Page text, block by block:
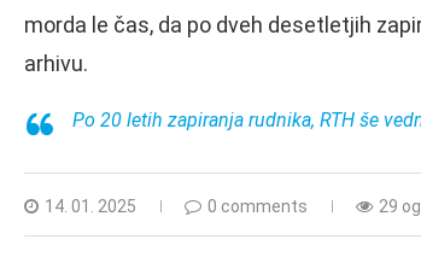
morda le čas, da po dveh desetletjih
arhivu.
Po 20 letih zapiranja rudnika, RTH še
14. 01. 2025 0 comments 29